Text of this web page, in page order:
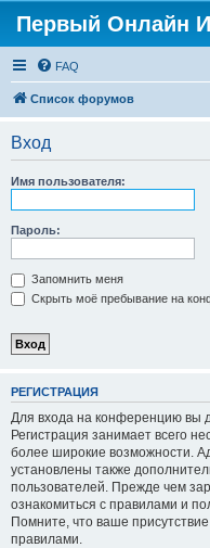
Первый Онлайн
FAQ
Список форумов
Вход
Имя пользователя:
Пароль:
Запомнить меня
Скрыть моё пребывание на
РЕГИСТРАЦИЯ
Для входа на конференцию вы
Регистрация занимает всего
более широкие возможности.
установлены также
пользователей. Прежде чем
ознакомиться с правилами и
Помните, что ваше
правилами.